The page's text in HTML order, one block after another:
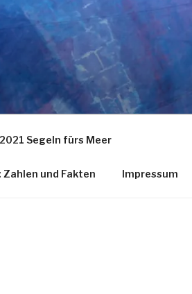
2021 Segeln fürs Meer
Zahlen und Fakten Impressum